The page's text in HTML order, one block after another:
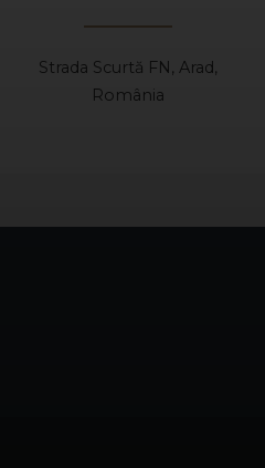
Strada Scurtă FN, Arad,
România